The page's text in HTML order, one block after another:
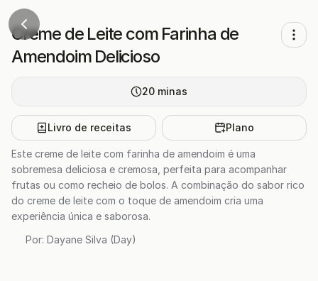
Creme de Leite com Farinha de
Amendoim Delicioso
20 minas
Livro de receitas Plano
Este creme de leite com farinha de amendoim é uma
sobremesa deliciosa e cremosa, perfeita para acompanhar
frutas ou como recheio de bolos. A combinação do sabor rico
do creme de leite com o toque de amendoim cria uma
experiência única e saborosa.
Por: Dayane Silva (Day)